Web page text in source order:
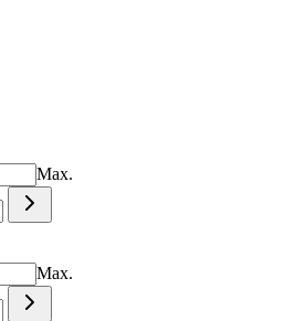
Max.
Max.